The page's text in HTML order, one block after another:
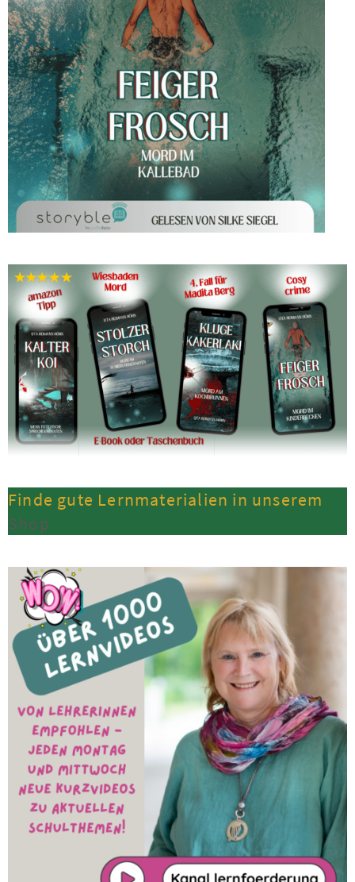
Finde gute Lernmaterialien in unserem
Shop